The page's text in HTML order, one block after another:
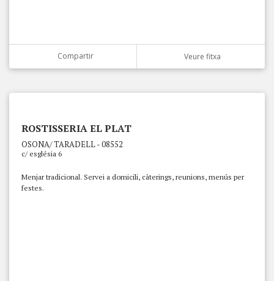
Compartir Veure fitxa
ROSTISSERIA EL PLAT
OSONA/ TARADELL - 08552
c/ església 6
Menjar tradicional. Servei a domicili, càterings, reunions, menús per
festes.